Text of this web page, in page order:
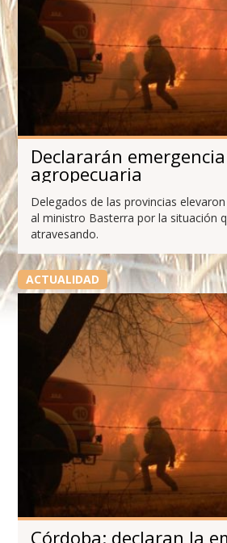
Declararán emergencia
agropecuaria
Delegados de las provincias
al ministro Basterra por la situación
atravesando.
ACTUALIDAD
Córdoba: declaran la